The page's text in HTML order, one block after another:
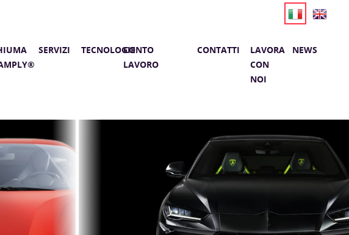
SERVIZI TECNOLOGIECONTO
LAVORO
CONTATTI
LAVORA
CON
NOI
NEWS